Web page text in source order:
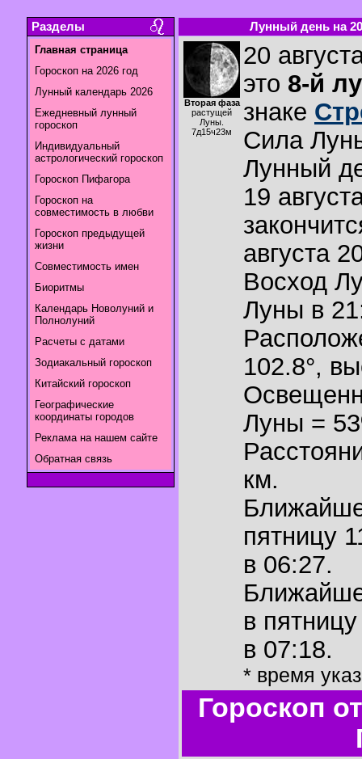
Разделы
Главная страница
Гороскоп на 2026 год
Лунный календарь 2026
Ежедневный лунный
гороскоп
Индивидуальный
астрологический гороскоп
Гороскоп Пифагора
Гороскоп на
совместимость в любви
Гороскоп предыдущей
жизни
Совместимость имен
Биоритмы
Календарь Новолуний и
Полнолуний
Расчеты с датами
Зодиакальный гороскоп
Китайский гороскоп
Географические
координаты городов
Реклама на нашем сайте
Обратная связь
Лунный день на
Вторая фаза
растущей
Луны.
7д15ч23м
20
это 8-й
знаке
Сила
Лунный
19
августа
Восход
Луны в
102.8°,
Луны =
км.
пятницу
в 06:27.
в
в 07:18.
* время
Гороскоп